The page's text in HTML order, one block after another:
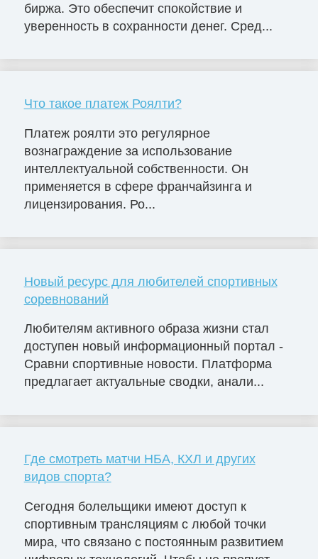
биржа. Это обеспечит спокойствие и
уверенность в сохранности денег. Сред...
Что такое платеж Роялти?
Платеж роялти это регулярное
вознаграждение за использование
интеллектуальной собственности. Он
применяется в сфере франчайзинга и
лицензирования. Ро...
Новый ресурс для любителей спортивных
соревнований
Любителям активного образа жизни стал
доступен новый информационный портал -
Сравни спортивные новости. Платформа
предлагает актуальные сводки, анали...
Где смотреть матчи НБА, КХЛ и других
видов спорта?
Сегодня болельщики имеют доступ к
спортивным трансляциям с любой точки
мира, что связано с постоянным развитием